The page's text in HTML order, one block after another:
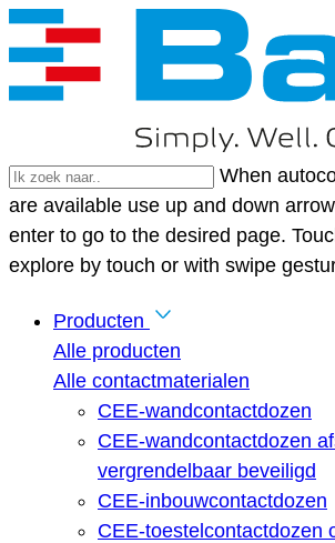
When
are available use up and down
enter to go to the desired page.
explore by touch or with swipe
Producten
Alle producten
Alle contactmaterialen
CEE-wandcontactdozen
CEE-wandcontactdozen
vergrendelbaar beveiligd
CEE-inbouwcontactdozen
CEE-toestelcontactdozen